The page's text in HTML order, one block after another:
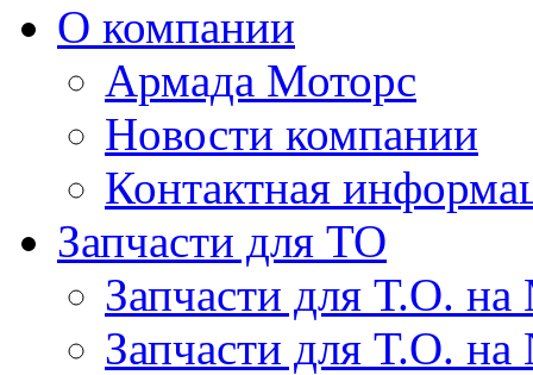
О компании
Армада Моторс
Новости компании
Контактная
Запчасти для ТО
Запчасти для Т.О. на
Запчасти для Т.О. на